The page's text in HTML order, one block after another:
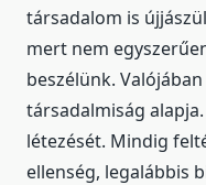
társadalom is
mert nem
beszélünk.
társadalmiság
létezését. Mindig
ellenség, legalábbis